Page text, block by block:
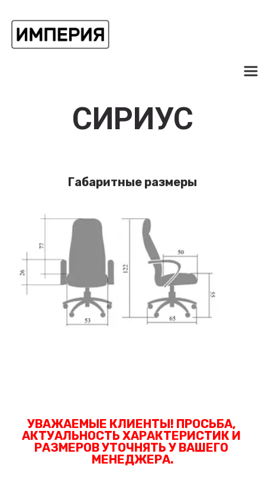
СИРИУС
Габаритные размеры
УВАЖАЕМЫЕ КЛИЕНТЫ! ПРОСЬБА,
АКТУАЛЬНОСТЬ ХАРАКТЕРИСТИК И
РАЗМЕРОВ УТОЧНЯТЬ У ВАШЕГО
МЕНЕДЖЕРА.